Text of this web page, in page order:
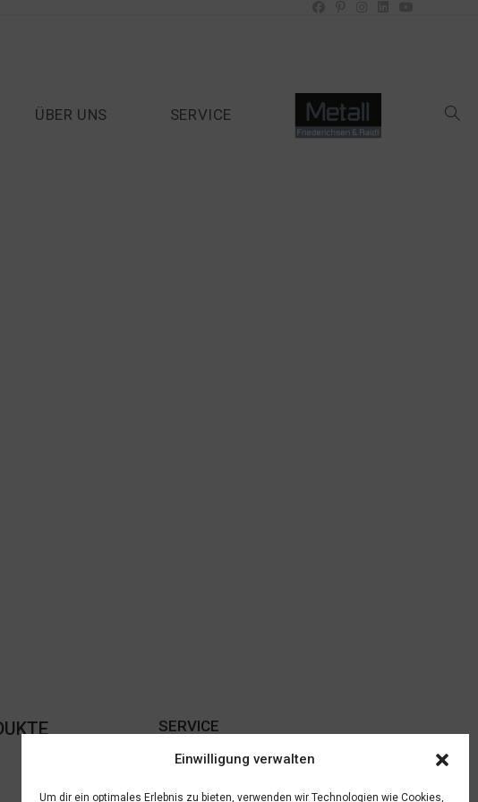
Einwilligung verwalten
Um dir ein optimales Erlebnis zu bieten, verwenden wir Technologien wie Cookies,
ÜBER UNS SERVICE
SERVICE
Kontakt